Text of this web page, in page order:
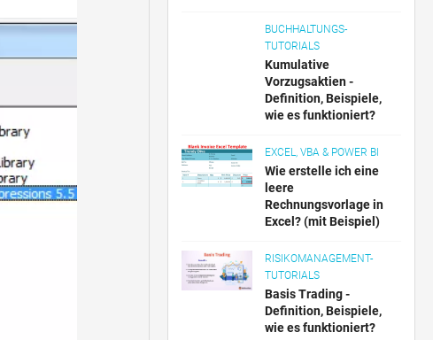
BUCHHALTUNGS-
TUTORIALS
Kumulative
Vorzugsaktien -
Definition, Beispiele,
wie es funktioniert?
EXCEL, VBA & POWER BI
Wie erstelle ich eine
leere
Rechnungsvorlage in
Excel? (mit Beispiel)
RISIKOMANAGEMENT-
TUTORIALS
Basis Trading -
Definition, Beispiele,
wie es funktioniert?